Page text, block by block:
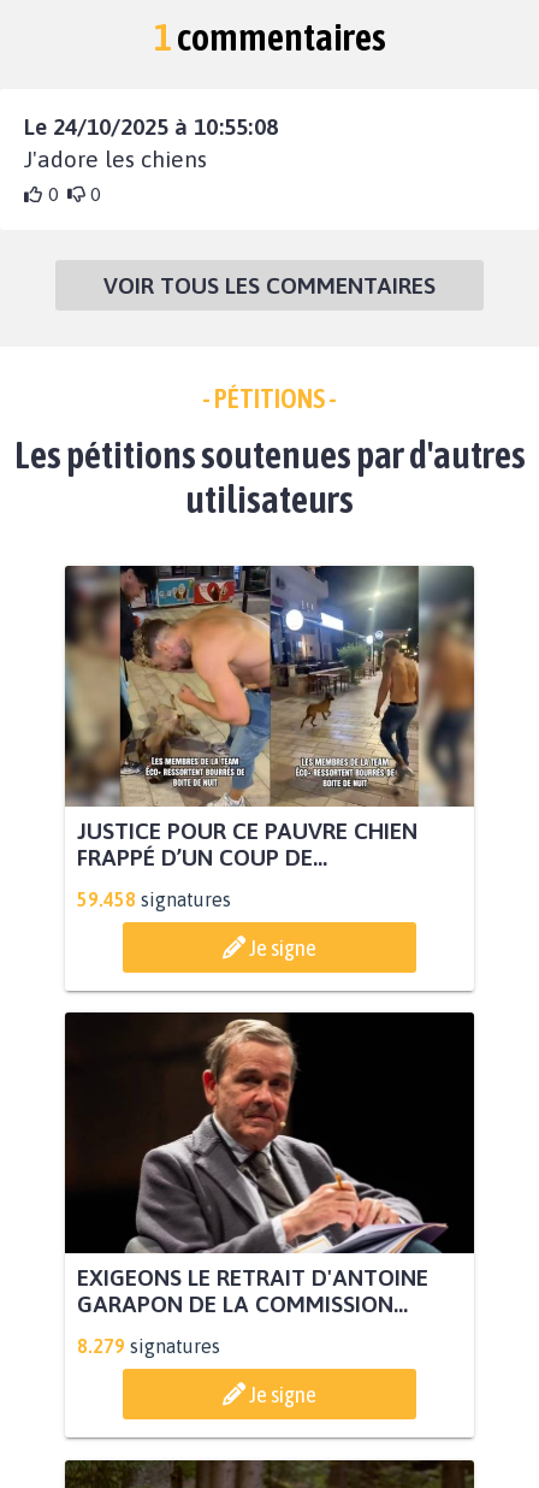
1commentaires
Le 24/10/2025 à 10:55:08
J'adore les chiens
0 0
VOIR TOUS LES COMMENTAIRES
- PÉTITIONS -
Les pétitions soutenues par d'autres
utilisateurs
JUSTICE POUR CE PAUVRE CHIEN
FRAPPÉ D’UN COUP DE...
59.458 signatures
Je signe
EXIGEONS LE RETRAIT D'ANTOINE
GARAPON DE LA COMMISSION...
8.279 signatures
Je signe